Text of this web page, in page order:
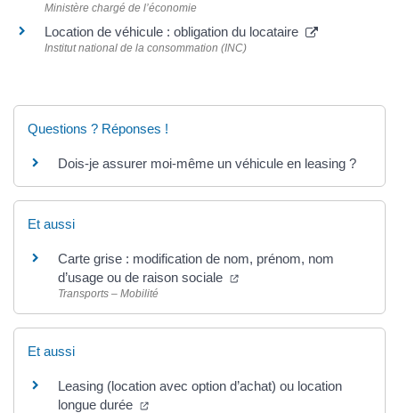
Ministère chargé de l’économie
Location de véhicule : obligation du locataire
Institut national de la consommation (INC)
Questions ? Réponses !
Dois-je assurer moi-même un véhicule en leasing ?
Et aussi
Carte grise : modification de nom, prénom, nom
d’usage ou de raison sociale
Transports – Mobilité
Et aussi
Leasing (location avec option d’achat) ou location
longue durée